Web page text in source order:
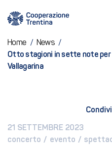
Home / News /
Otto stagioni in sette note per
Vallagarina
21 SETTEMBRE 2023
concerto / evento /